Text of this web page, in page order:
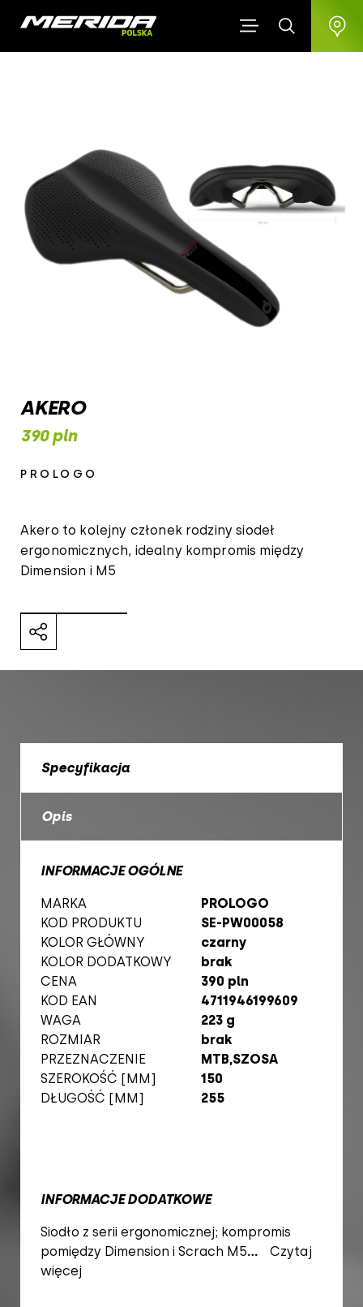
AKERO
390 pln
PROLOGO
Akero to kolejny członek rodziny siodeł
ergonomicznych, idealny kompromis między
Dimension i M5
Specyfikacja
Opis
INFORMACJE OGÓLNE
MARKA
PROLOGO
KOD PRODUKTU
SE-PW00058
KOLOR GŁÓWNY
czarny
KOLOR DODATKOWY
brak
CENA
390 pln
KOD EAN
4711946199609
WAGA
223 g
ROZMIAR
brak
PRZEZNACZENIE
MTB,SZOSA
SZEROKOŚĆ [MM]
150
DŁUGOŚĆ [MM]
255
INFORMACJE DODATKOWE
Siodło z serii ergonomicznej; kompromis
pomiędzy Dimension i Scrach M5...
Czytaj
więcej